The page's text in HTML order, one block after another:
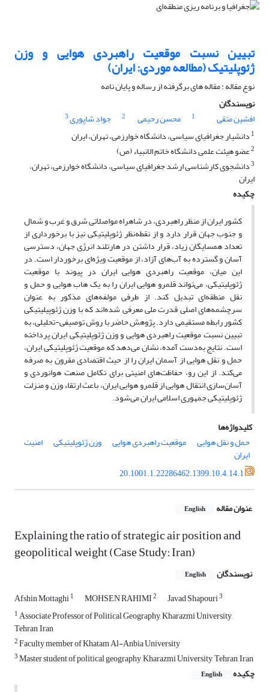
تبیین نسبت موقعیت راهبردی هوایی و وزن
ژئوپلیتیک (مطالعه موردی: ایران)
نوع مقاله : مقاله های برگرفته از رساله و پایان نامه
نویسندگان
افشین متقی
1 محسن رحیمی 2 جواد شاپوری3
1 دانشیار جغرافیای سیاسی، دانشگاه خوارزمی، تهران، ایران
2عضو هیئت علمی دانشگاه خاتم الانبیاء (ص)
3دانشجوی کارشناسی ارشد جغرافیای سیاسی، دانشگاه خوارزمی، تهران،
ایران
چکیده
کشور ایران از منظر راهبردی، در شاهراه مواصلاتی شرق و غرب و شمال
و جنوب جهان قرار دارد و از نقطه‌نظر ژئوپلیتیکی نیز با برخورداری از
تعداد همسایگان زیاد، قرار داشتن در هارتلند انرژی جهان، دسترسی
آسان و گسترده به آب‌های آزاد، از موقعیت ویژه‌ای برخوردار است. در
این میان، موقعیت راهبردی هوایی ایران در پیوند با موقعیت
ژئوپلیتیکی، می‌تواند قلمرو هوایی ایران را به یک هاب هوایی و حمل و
نقل منطقه‌ای تبدیل کند. از طرفی مولفه‌‌‌‌‌‌‌های مذکور به عنوان
سرچشمه‌های اصلی قدرت ملی معرفی شده‌اند که با وزن ژئوپیلیتیکی
کشور رابطه مستقیمی دارد. پژوهش حاضر با روش توصیفی-تحلیلی، به
تبیین نسبت موقعیت راهبردی هوایی و وزن ژئوپلیتیکی ایران پرداخته
است. نتایج به‌دست آمده، نشان می‌دهد که موقعیت ژئوپلیتیکی ایران،
حمل و نقل هوایی از آسمان ایران را از حیث اقتصادی مقرون به صرفه
می‌کند. از این رو، حفاظت‌های امنیتی برای تکامل صنعت هوانوردی و
آسان‌سازی انتقال هوایی از قلمرو هوایی ایران، باعث ارتقاء وزن و منزلت
ژئوپلیتیکی جمهوری اسلامی ایران می‌شود.
کلیدواژه‌ها
حمل و نقل هوایی
موقعیت راهبردی هوایی وزن ژئوپلیتیکی امنیت
ایران
20.1001.1.22286462.1399.10.4.14.1
عنوان مقاله English
Explaining the ratio of strategic air position and
geopolitical weight (Case Study: Iran)
نویسندگان English
Afshin Mottaghi1 MOHSEN RAHIMI2 Javad Shapouri3
1Associate Professor of Political Geography, Kharazmi University,
Tehran, Iran
2Faculty member of Khatam Al-Anbia University
3Master student of political geography, Kharazmi University, Tehran, Iran
چکیده
English